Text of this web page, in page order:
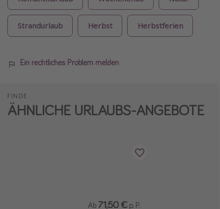
Strandurlaub Herbst Herbstferien
Ein rechtliches Problem melden
FINDE
ÄHNLICHE URLAUBS-ANGEBOTE
Ab 71,50 € p. P.